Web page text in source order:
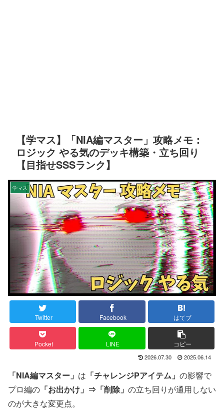
【学マス】「NIA編マスター」攻略メモ：
ロジック やる気のデッキ構築・立ち回り
【目指せSSSランク】
学マス
Twitter Facebook はてブ
Pocket LINE コピー
2026.07.30 2025.06.14
「NIA編マスター」 は 「チャレンジPアイテム」 の影響で
プロ編の 「お出かけ」⇒「削除」 の立ち回りが通用しない
のが大きな変更点。